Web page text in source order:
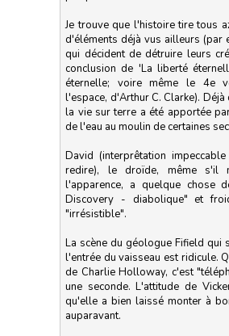
Je trouve que l'histoire tire tous
d'éléments déjà vus ailleurs (par
qui décident de détruire leurs
conclusion de 'La liberté
éternelle; voire même le 4e
l'espace, d'Arthur C. Clarke).
la vie sur terre a été apportée
de l'eau au moulin de certaines
David (interprêtation
redire), le droïde, même s'il
l'apparence, a quelque chose
Discovery - diabolique" et
"irrésistible".
La scène du géologue Fifield qui
l'entrée du vaisseau est ridicule.
de Charlie Holloway, c'est
une seconde. L'attitude de
qu'elle a bien laissé monter à
auparavant.